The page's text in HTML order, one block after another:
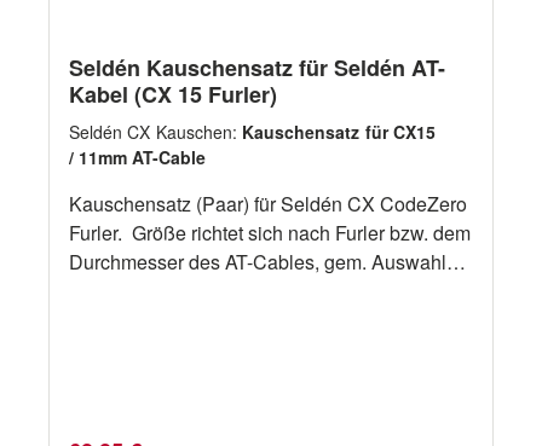
Seldén Kauschensatz für Seldén AT-
Kabel (CX 15 Furler)
Seldén CX Kauschen: Kauschensatz für CX15
/ 11mm AT-Cable
Kauschensatz (Paar) für Seldén CX CodeZero
Furler. Größe richtet sich nach Furler bzw. dem
Durchmesser des AT-Cables, gem. Auswahl